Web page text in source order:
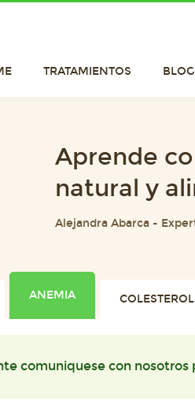
TRATAMIENTOS BLOG
Aprende
natural y
Alejandra Abarca -
ANEMIA
comuniquese con nosotros